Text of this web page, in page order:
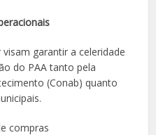
garantir a celeridade
do PAA tanto pela
(Conab) quanto
compras